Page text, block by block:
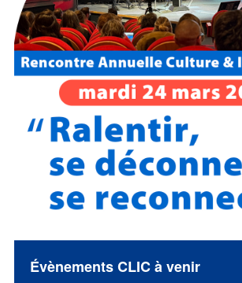
Évènements CLIC à venir